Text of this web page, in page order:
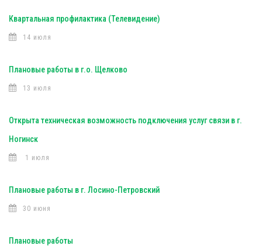
Квартальная профилактика (Телевидение)
14 июля
Плановые работы в г.о. Щелково
13 июля
Открыта техническая возможность подключения услуг связи в г.
Ногинск
1 июля
Плановые работы в г. Лосино-Петровский
30 июня
Плановые работы